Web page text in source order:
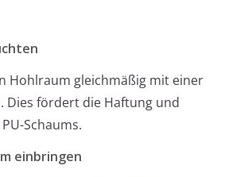
Hohlraum gleichmäßig mit einer
Dies fördert die Haftung und
Schaums.
einbringen